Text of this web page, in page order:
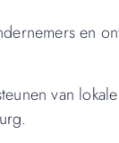
en
van